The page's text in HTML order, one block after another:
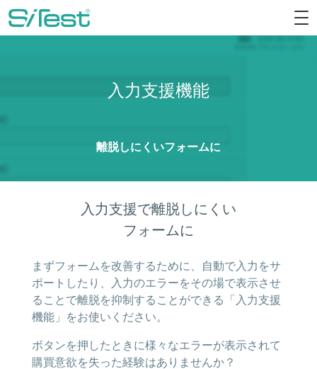
入力支援機能
離脱しにくいフォームに
入力支援で離脱しにくい
フォームに
まずフォームを改善するために、自動で入力をサ
ポートしたり、入力のエラーをその場で表示させ
ることで離脱を抑制することができる「入力支援
機能」をお使いください。
ボタンを押したときに様々なエラーが表示されて
購買意欲を失った経験はありませんか？